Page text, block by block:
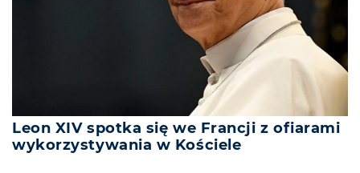
Leon XIV spotka się we Francji z ofiarami
wykorzystywania w Kościele